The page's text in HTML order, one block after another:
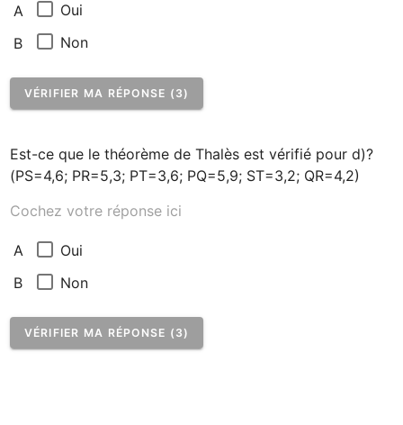
A
Oui
B
Non
VÉRIFIER MA RÉPONSE (3)
Est-ce que le théorème de Thalès est vérifié pour d)?
(PS=4,6; PR=5,3; PT=3,6; PQ=5,9; ST=3,2; QR=4,2)
Cochez votre réponse ici
A
Oui
B
Non
VÉRIFIER MA RÉPONSE (3)